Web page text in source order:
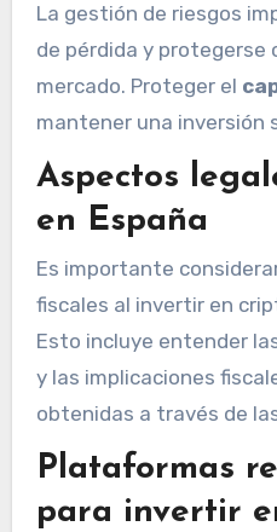
La gestión de riesgos
de pérdida y protegerse
mercado. Proteger el
mantener una inversión
Aspectos
en España
Es importante
fiscales al invertir en
Esto incluye entender
y las implicaciones
obtenidas a través de
Plataformas
para invertir